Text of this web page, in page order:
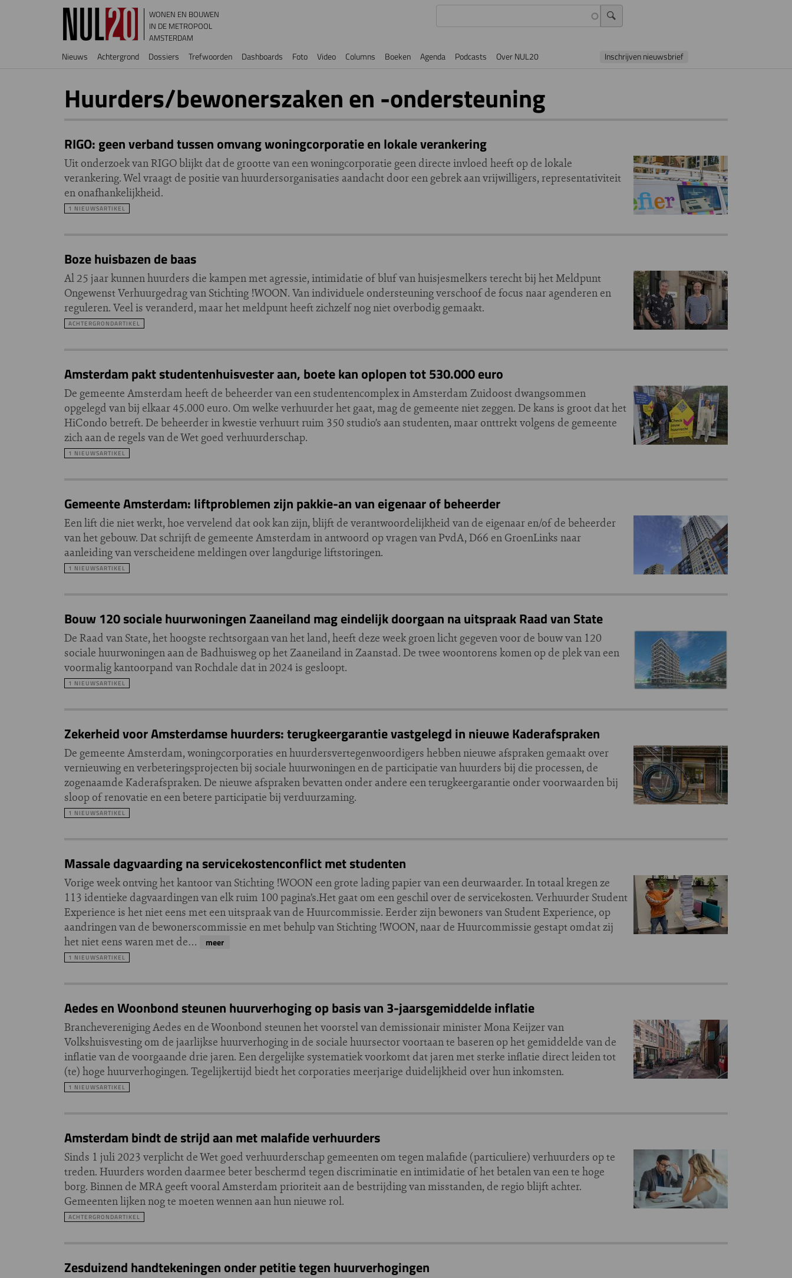
Overslaan en naar de inhoud gaan
WONEN EN BOUWEN
IN DE METROPOOL
AMSTERDAM
Hoofdnavigatie
Nieuws Achtergrond Dossiers Trefwoorden Dashboards Foto Video Columns Boeken Agenda Podcasts Over NUL20 Inschrijven nieuwsbrief
Huurders/bewonerszaken en -ondersteuning
RIGO: geen verband tussen omvang woningcorporatie en lokale verankering
Uit onderzoek van RIGO blijkt dat de grootte van een woningcorporatie geen directe invloed heeft op de lokale
verankering. Wel vraagt de positie van huurdersorganisaties aandacht door een gebrek aan vrijwilligers, representativiteit
en onafhankelijkheid.
1 NIEUWSARTIKEL
Boze huisbazen de baas
Al 25 jaar kunnen huurders die kampen met agressie, intimidatie of bluf van huisjesmelkers terecht bij het Meldpunt
Ongewenst Verhuurgedrag van Stichting !WOON. Van individuele ondersteuning verschoof de focus naar agenderen en
reguleren. Veel is veranderd, maar het meldpunt heeft zichzelf nog niet overbodig gemaakt.
ACHTERGRONDARTIKEL
Amsterdam pakt studentenhuisvester aan, boete kan oplopen tot 530.000 euro
De gemeente Amsterdam heeft de beheerder van een studentencomplex in Amsterdam Zuidoost dwangsommen
opgelegd van bij elkaar 45.000 euro. Om welke verhuurder het gaat, mag de gemeente niet zeggen. De kans is groot dat het
HiCondo betreft. De beheerder in kwestie verhuurt ruim 350 studio’s aan studenten, maar onttrekt volgens de gemeente
zich aan de regels van de Wet goed verhuurderschap.
1 NIEUWSARTIKEL
Gemeente Amsterdam: liftproblemen zijn pakkie-an van eigenaar of beheerder
Een lift die niet werkt, hoe vervelend dat ook kan zijn, blijft de verantwoordelijkheid van de eigenaar en/of de beheerder
van het gebouw. Dat schrijft de gemeente Amsterdam in antwoord op vragen van PvdA, D66 en GroenLinks naar
aanleiding van verscheidene meldingen over langdurige liftstoringen.
1 NIEUWSARTIKEL
Bouw 120 sociale huurwoningen Zaaneiland mag eindelijk doorgaan na uitspraak Raad van State
De Raad van State, het hoogste rechtsorgaan van het land, heeft deze week groen licht gegeven voor de bouw van 120
sociale huurwoningen aan de Badhuisweg op het Zaaneiland in Zaanstad. De twee woontorens komen op de plek van een
voormalig kantoorpand van Rochdale dat in 2024 is gesloopt.
1 NIEUWSARTIKEL
Zekerheid voor Amsterdamse huurders: terugkeergarantie vastgelegd in nieuwe Kaderafspraken
De gemeente Amsterdam, woningcorporaties en huurdersvertegenwoordigers hebben nieuwe afspraken gemaakt over
vernieuwing en verbeteringsprojecten bij sociale huurwoningen en de participatie van huurders bij die processen, de
zogenaamde Kaderafspraken. De nieuwe afspraken bevatten onder andere een terugkeergarantie onder voorwaarden bij
sloop of renovatie en een betere participatie bij verduurzaming.
1 NIEUWSARTIKEL
Massale dagvaarding na servicekostenconflict met studenten
Vorige week ontving het kantoor van Stichting !WOON een grote lading papier van een deurwaarder. In totaal kregen ze
113 identieke dagvaardingen van elk ruim 100 pagina’s.Het gaat om een geschil over de servicekosten. Verhuurder Student
Experience is het niet eens met een uitspraak van de Huurcommissie. Eerder zijn bewoners van Student Experience, op
aandringen van de bewonerscommissie en met behulp van Stichting !WOON, naar de Huurcommissie gestapt omdat zij
het niet eens waren met de…
meer
1 NIEUWSARTIKEL
Aedes en Woonbond steunen huurverhoging op basis van 3-jaarsgemiddelde inflatie
Branchevereniging Aedes en de Woonbond steunen het voorstel van demissionair minister Mona Keijzer van
Volkshuisvesting om de jaarlijkse huurverhoging in de sociale huursector voortaan te baseren op het gemiddelde van de
inflatie van de voorgaande drie jaren. Een dergelijke systematiek voorkomt dat jaren met sterke inflatie direct leiden tot
(te) hoge huurverhogingen. Tegelijkertijd biedt het corporaties meerjarige duidelijkheid over hun inkomsten.
1 NIEUWSARTIKEL
Amsterdam bindt de strijd aan met malafide verhuurders
Sinds 1 juli 2023 verplicht de Wet goed verhuurderschap gemeenten om tegen malafide (particuliere) verhuurders op te
treden. Huurders worden daarmee beter beschermd tegen discriminatie en intimidatie of het betalen van een te hoge
borg. Binnen de MRA geeft vooral Amsterdam prioriteit aan de bestrijding van misstanden, de regio blijft achter.
Gemeenten lijken nog te moeten wennen aan hun nieuwe rol.
ACHTERGRONDARTIKEL
Zesduizend handtekeningen onder petitie tegen huurverhogingen